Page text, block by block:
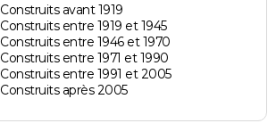
Construits avant 1919
Construits entre 1919 et 1945
Construits entre 1946 et 1970
Construits entre 1971 et 1990
Construits entre 1991 et 2005
Construits après 2005